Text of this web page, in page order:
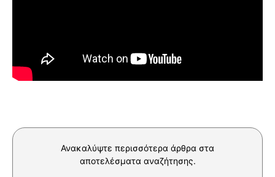
Ανακαλύψτε περισσότερα άρθρα στα
αποτελέσματα αναζήτησης.